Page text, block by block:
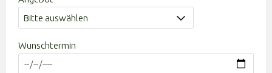
Wunschtermin